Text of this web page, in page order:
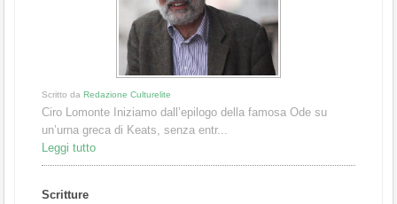
Scritto da Redazione Culturelite
Ciro Lomonte Iniziamo dall’epilogo della famosa Ode su
un’urna greca di Keats, senza entr...
Leggi tutto
Scritture